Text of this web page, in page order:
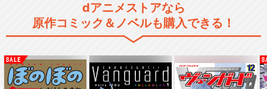
ハイキュー!! OVA
ハイパープロジェクション演
dアニメストアなら
原作コミック＆ノベルも購入できる！